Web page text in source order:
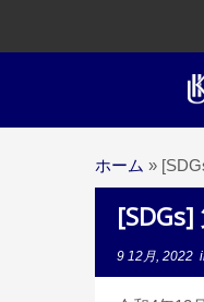
ホーム »
9 12月, 2022